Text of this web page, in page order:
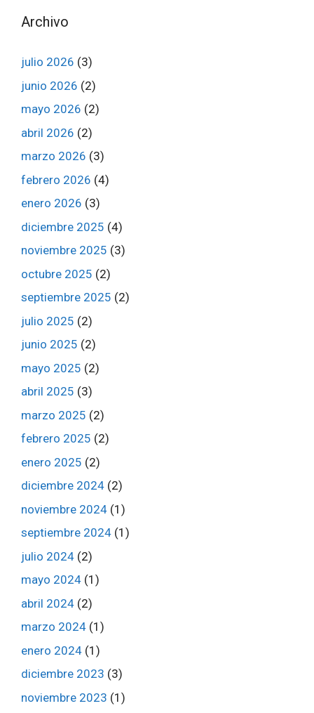
Archivo
julio 2026 (3)
junio 2026 (2)
mayo 2026 (2)
abril 2026 (2)
marzo 2026 (3)
febrero 2026 (4)
enero 2026 (3)
diciembre 2025 (4)
noviembre 2025 (3)
octubre 2025 (2)
septiembre 2025 (2)
julio 2025 (2)
junio 2025 (2)
mayo 2025 (2)
abril 2025 (3)
marzo 2025 (2)
febrero 2025 (2)
enero 2025 (2)
diciembre 2024 (2)
noviembre 2024 (1)
septiembre 2024 (1)
julio 2024 (2)
mayo 2024 (1)
abril 2024 (2)
marzo 2024 (1)
enero 2024 (1)
diciembre 2023 (3)
noviembre 2023 (1)